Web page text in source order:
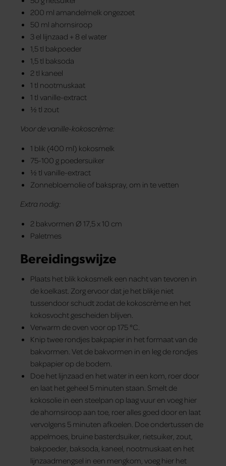
200 ml amandelmelk ongezoet
50 ml ahornsiroop
3 el lijnzaad + 8 el water
1,5 tl bakpoeder
1,5 tl baksoda
2 tl kaneel
1 tl nootmuskaat
1 tl vanille-extract
½ tl zout
Voor de vanille-kokoscrème:
1 blik (400 ml) kokosmelk
75-100 g poedersuiker
½ tl vanille-extract
Zonnebloemolie of bakspray, om in te vetten
Extra nodig:
2 bakvormen Ø 17,5 x 10 cm
Paletmes
Bereidingswijze
Plaats het blik kokosmelk een nacht van tevoren in
de koelkast. Zorg ervoor dat je het blikje niet
tussendoor schudt zodat de kokoscrème en het
kokosvocht gescheiden blijven.
Verwarm de oven voor op 175 °C.
Knip twee rondjes bakpapier in het formaat van de
bakvormen. Vet de bakvormen in en leg de rondjes
bakpapier op de bodem.
Doe het lijnzaad en het water in een kom, roer door
en laat het geheel 5 minuten staan. Smelt de
kokosolie in een steelpan op laag vuur en voeg hier
de ahornsiroop aan toe, roer alles goed door en laat
vervolgens 5 minuten afkoelen. Doe ondertussen de
appelmoes, bruine basterdsuiker, rietsuiker, zout,
bakpoeder, baksoda, kaneel, nootmuskaat en het
lijnzaadmengsel in een mengkom, voeg hier het